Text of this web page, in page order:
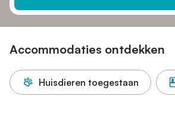
Accommodaties ontdekken
Huisdieren toegestaan